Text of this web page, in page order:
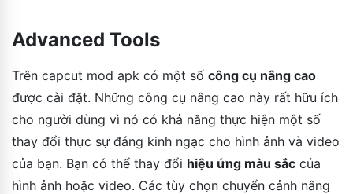
Advanced Tools
Trên capcut mod apk có một số công cụ nâng cao
được cài đặt. Những công cụ nâng cao này rất hữu ích
cho người dùng vì nó có khả năng thực hiện một số
thay đổi thực sự đáng kinh ngạc cho hình ảnh và video
của bạn. Bạn có thể thay đổi hiệu ứng màu sắc của
hình ảnh hoặc video. Các tùy chọn chuyển cảnh nâng